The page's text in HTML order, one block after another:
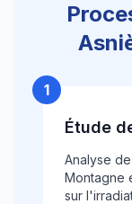
1
Étude
Analyse
Montagne
sur